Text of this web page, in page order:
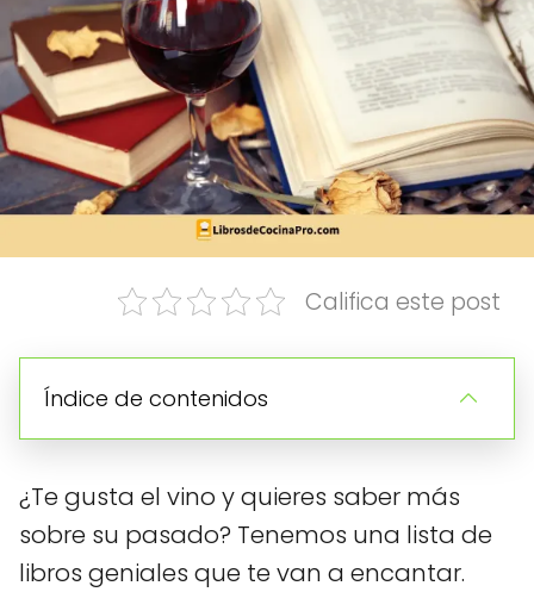
Califica este post
Índice de contenidos
¿Te gusta el vino y quieres saber más
sobre su pasado? Tenemos una lista de
libros geniales que te van a encantar.